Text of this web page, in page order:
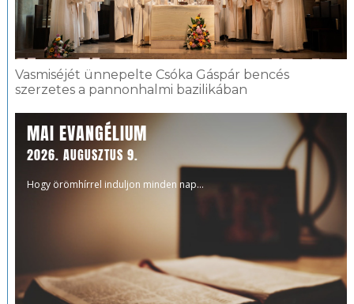
Vasmiséjét ünnepelte Csóka Gáspár bencés
szerzetes a pannonhalmi bazilikában
MAI EVANGÉLIUM
2026. AUGUSZTUS 9.
Hogy örömhírrel induljon minden nap...